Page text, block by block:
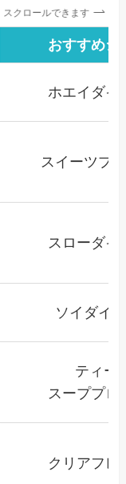
スクロールできます
おすすめシ
ホエイダイ
スイーツプ
スローダイ
ソイダイ
ティー
スーププロ
クリアフレ